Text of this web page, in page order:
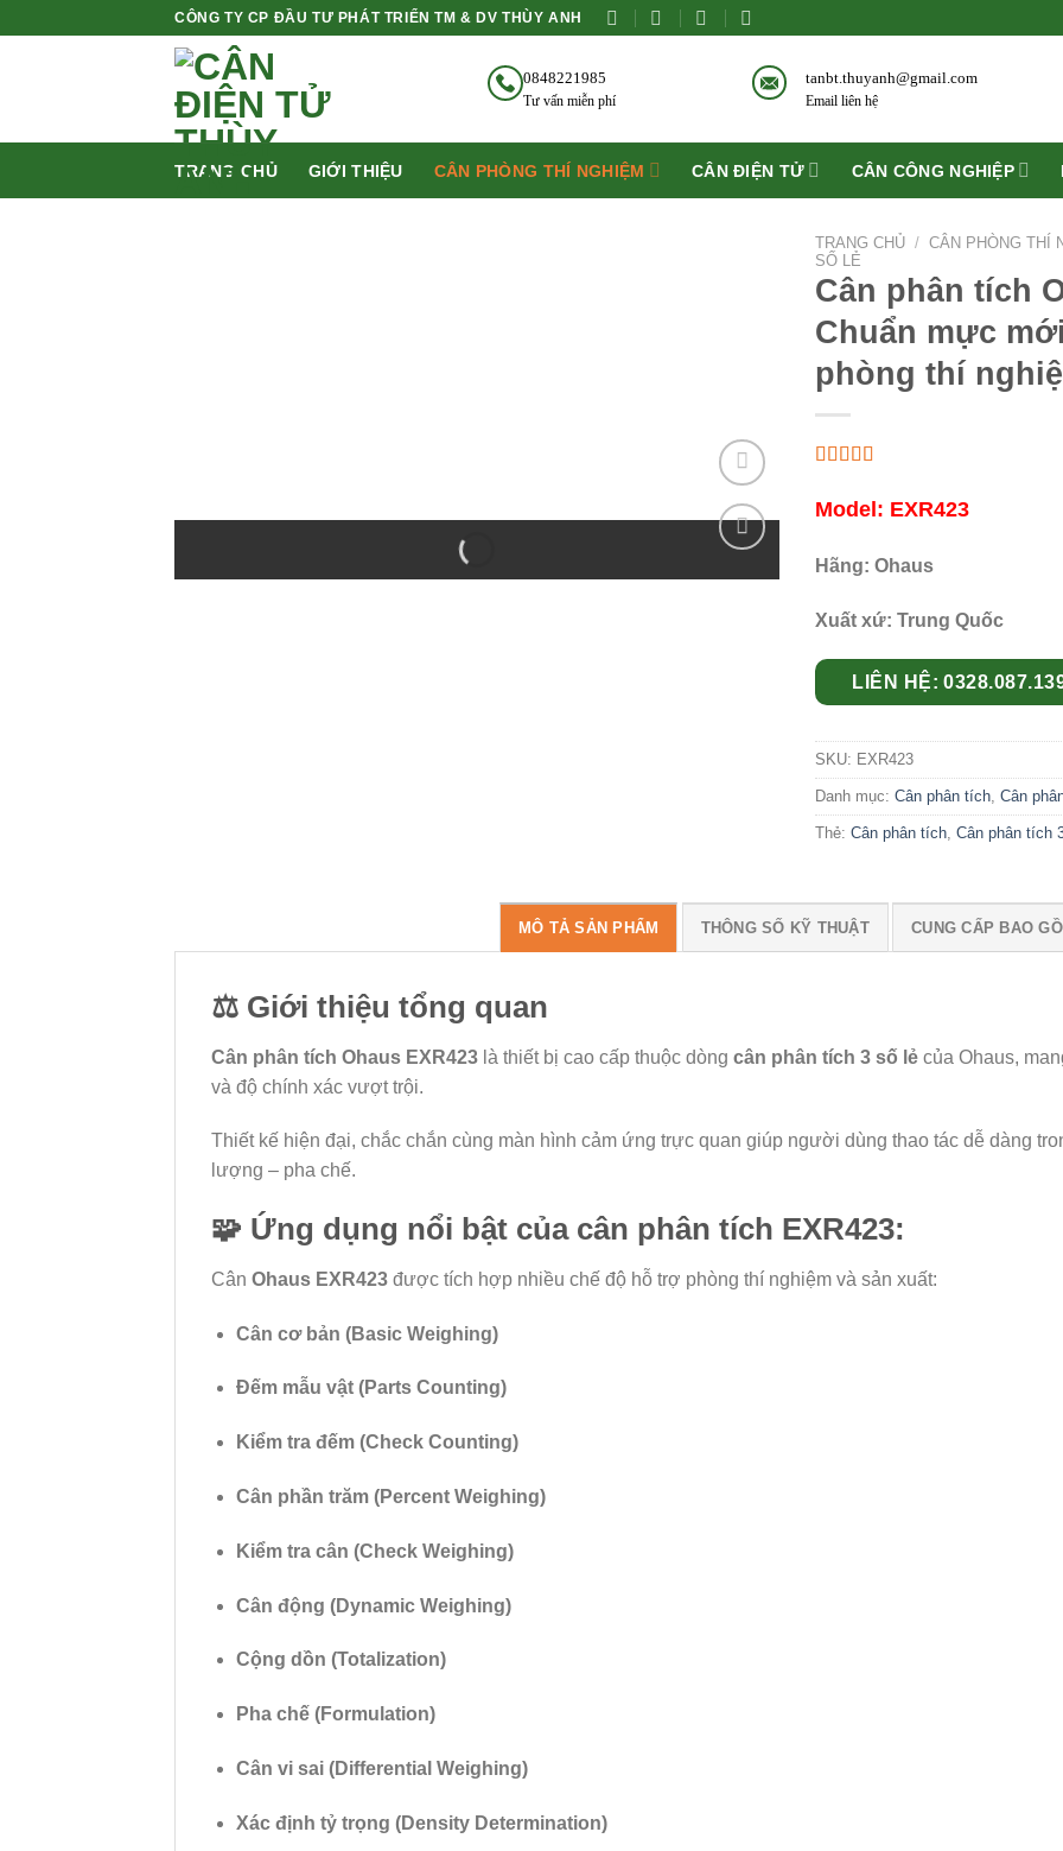
CÔNG TY CP ĐẦU TƯ PHÁT TRIỂN TM & DV THÙY ANH
0848221985
Tư vấn miễn phí
tanbt.thuyanh@gmail.com
Email liên hệ
TRANG CHỦ GIỚI THIỆU CÂN PHÒNG THÍ NGHIỆM CÂN ĐIỆN TỬ CÂN CÔNG NGHIỆP
TRANG CHỦ / CÂN PHÒNG THÍ
SỐ LẺ
Cân phân tích
Chuẩn mực
phòng thí
Model: EXR423
Hãng: Ohaus
Xuất xứ: Trung Quốc
LIÊN HỆ:
SKU: EXR423
Danh mục: Cân phân tích Cân
Thẻ: Cân phân tích Cân phân tích
MÔ TẢ SẢN PHẨM THÔNG SỐ KỸ THUẬT CUNG CẤP BAO
⚖️ Giới thiệu tổng quan
Cân phân tích Ohaus EXR423 là thiết bị cao cấp thuộc dòng cân phân tích 3 số lẻ của Ohaus,
và độ chính xác vượt trội.
Thiết kế hiện đại, chắc chắn cùng màn hình cảm ứng trực quan giúp người dùng thao tác dễ dàng
lượng – pha chế.
🧩 Ứng dụng nổi bật của cân phân tích EXR423:
Cân Ohaus EXR423 được tích hợp nhiều chế độ hỗ trợ phòng thí nghiệm và sản xuất:
Cân cơ bản (Basic Weighing)
Đếm mẫu vật (Parts Counting)
Kiểm tra đếm (Check Counting)
Cân phần trăm (Percent Weighing)
Kiểm tra cân (Check Weighing)
Cân động (Dynamic Weighing)
Cộng dồn (Totalization)
Pha chế (Formulation)
Cân vi sai (Differential Weighing)
Xác định tỷ trọng (Density Determination)